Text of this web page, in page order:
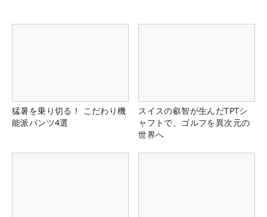
猛暑を乗り切る！ こだわり機
能派パンツ4選
スイスの叡智が生んだTPTシ
ャフトで、ゴルフを異次元の
世界へ